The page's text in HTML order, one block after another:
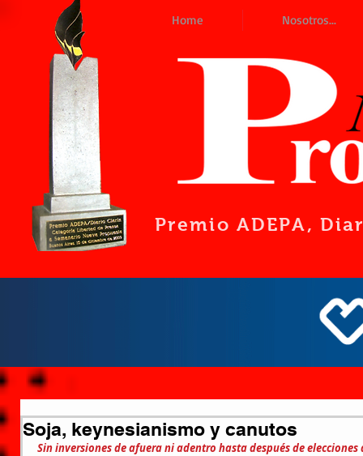
Home Nosotros...
Premio ADEPA,
Soja, keynesianismo y canutos
Sin inversiones de afuera ni adentro hasta después de elecciones